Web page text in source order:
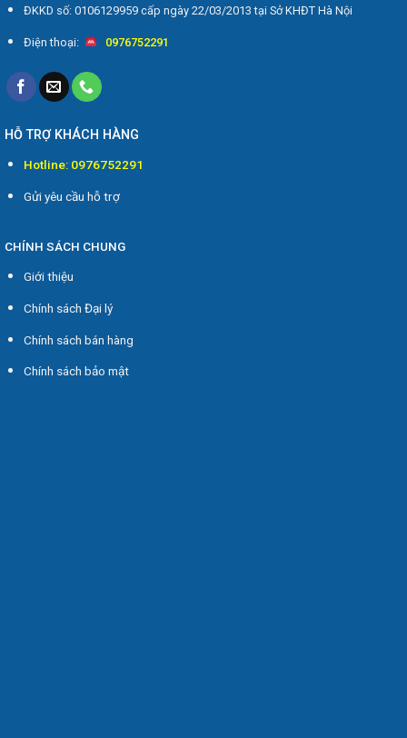
ĐKKD số: 0106129959 cấp ngày 22/03/2013 tại Sở KHĐT Hà Nội
Điện thoại: 0976752291
HỖ TRỢ KHÁCH HÀNG
Hotline: 0976752291
Gửi yêu cầu hỗ trợ
CHÍNH SÁCH CHUNG
Giới thiệu
Chính sách Đại lý
Chính sách bán hàng
Chính sách bảo mật